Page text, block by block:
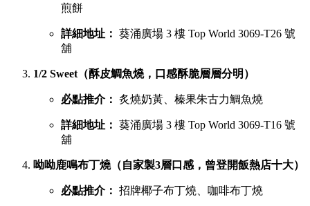
煎餅
詳細地址： 葵涌廣場 3 樓 Top World 3069-T26 號
舖
1/2 Sweet（酥皮鯛魚燒，口感酥脆層層分明）
必點推介： 炙燒奶黃、榛果朱古力鯛魚燒
詳細地址： 葵涌廣場 3 樓 Top World 3069-T16 號
舖
呦呦鹿鳴布丁燒（自家製3層口感，曾登開飯熱店十大）
必點推介： 招牌椰子布丁燒、咖啡布丁燒